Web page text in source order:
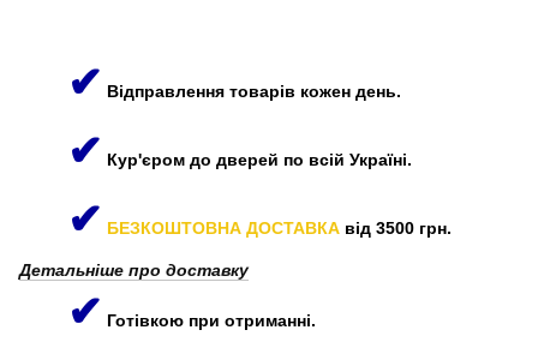
✔ Відправлення товарів кожен день.
✔ Кур'єром до дверей по всій Україні.
✔ БЕЗКОШТОВНА ДОСТАВКА від 3500 грн.
Детальніше про доставку
✔ Готівкою при отриманні.